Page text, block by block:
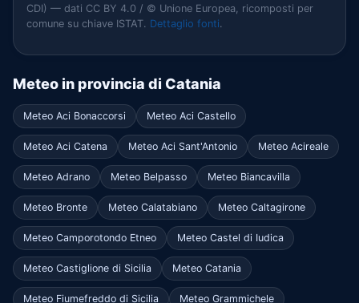
CDI) — dati CC BY 4.0 / © Unione Europea, ricomposti per
comune su chiave ISTAT. Dettaglio fonti.
Meteo in provincia di Catania
Meteo Aci Bonaccorsi Meteo Aci Castello
Meteo Aci Catena Meteo Aci Sant'Antonio Meteo Acireale
Meteo Adrano Meteo Belpasso Meteo Biancavilla
Meteo Bronte Meteo Calatabiano Meteo Caltagirone
Meteo Camporotondo Etneo Meteo Castel di Iudica
Meteo Castiglione di Sicilia Meteo Catania
Meteo Fiumefreddo di Sicilia Meteo Grammichele